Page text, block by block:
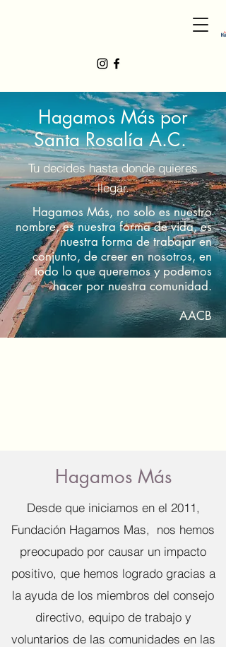
Hagamos Más por
Santa Rosalía A.C.
Tu decides hasta donde quieres
llegar.
Hagamos Más, no solo es nuestro
nombre, es nuestra forma de vida, es
nuestra forma de trabajar en
conjunto, de creer en nosotros, en
todo lo que queremos y podemos
hacer por nuestra comunidad.
AACB
Hagamos Más
Desde que iniciamos en el 2011,
Fundación Hagamos Mas, nos hemos
preocupado por causar un impacto
positivo, que hemos logrado gracias a
la ayuda de los miembros del consejo
directivo, equipo de trabajo y
voluntarios de las comunidades en las